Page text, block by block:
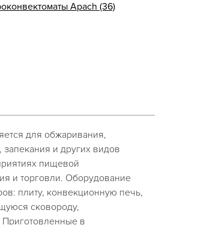
Apach (36)
для обжаривания,
и других видов
пищевой
и торговли. Оборудование
плиту, конвекционную печь,
сковороду,
в